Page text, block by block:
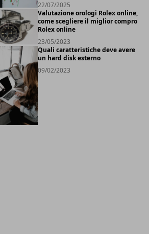
22/07/2025
Valutazione orologi Rolex online,
come scegliere il miglior compro
Rolex online
23/05/2023
Quali caratteristiche deve avere
un hard disk esterno
09/02/2023